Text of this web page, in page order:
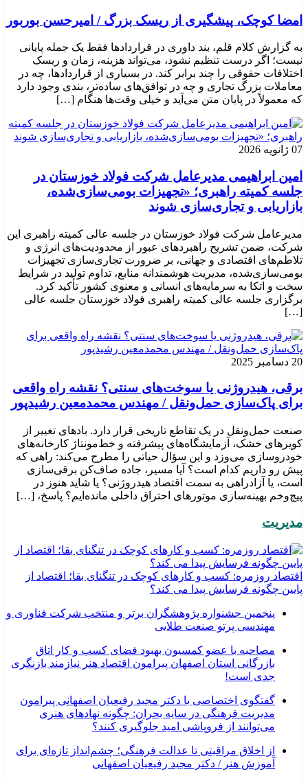
امضا کوچک، پیشگیری از ریسک بزرگ / امیرحسن بوربور
به گزارش کلام قلم، بند داوری در قراردادها فقط یک جمله پایانی
نیست؛ اگر درست تنظیم نشود، می‌تواند هزینه، زمان و ریسک
اختلافات حقوقی را چند برابر کند. در بسیاری از قراردادها، چه در
معاملات بزرگ تجاری و چه در توافق‌های ساده‌تر، بندی وجود دارد
که معمولاً در پایان متن می‌آید و خیلی وقت‌ها هنگام […]
07 ژانویه 2026
امین ابراهیمی مدیرعامل شرکت فولاد خوزستان در
جلسه کمیته راهبری؛ «تجهیزات بومی‌سازی‌شده،
بازاریابی و تجاری‌سازی شوند
مدیرعامل شرکت فولاد خوزستان در جلسه عالی کمیته راهبری این
شرکت، ضمن تشریح راهبردهای عبور از محدودیت‌های انرژی و
تلاطم‌های اقتصادی و جهانی، بر ضرورت تجاری‌سازی تجهیزات
بومی‌سازی‌شده، مدیریت هوشمندانه منابع، تداوم تولید در شرایط
سخت و اتکا به سرمایه‌های انسانی و معنوی کشور تأکید کرد.
برگزاری جلسه عالی کمیته راهبری فولاد خوزستان جلسه عالی
[…]
20 دسامبر 2025
برقی، هیدروژنی یا سوخت‌های سنتی؟ نقشه راه واقعی
برای پاک‌سازی حمل‌ونقل / مهندس محمدمعین رشیدپور
صنعت حمل‌ونقل در یک تقاطع تاریخی قرار دارد. بادهای تغییر از
کویرهای خشک، آزمایشگاه‌های پیشرفته و خط‌مونتاژ کارخانه‌های
خودروسازی می‌وزد و این سؤال حیاتی را مطرح می‌کند: راهی که
پیش رو داریم کدام است؟ آیا مسیر، جاده صاف‌کن برقی‌سازی
است، یا آزادراهی به سمت اقتصاد هیدروژنی؟ یا شاید هنوز در
پیچ‌وخم بهینه‌سازی موتورهای احتراق داخلی مانده‌ایم؟ پاسخ، […]
مدیریت
اقتصاد روزمره: کسب‌ و کارهای کوچک در تنگنای بقا؛ اقتصاد از
پایین چگونه فرسایش پیدا می کند؟
پنجمین جشنواره پژوهشگران برتر و منتخب شرکت فناوری و
مهندسی پرتو صنعت طلایی
مصاحبه با عضو کمسیون بهبود فضای کسب و کار اتاق
بازرگانی استان اصفهان پیرامون اقتصاد هنر نیازمند بازنگری
جدی است!
گفتگوی اختصاصی با دکتر مجید رفیعیان اصفهانی پیرامون
مدیریت فرهنگی در سایه بحران: چگونه نهادهای هنری
می‌توانند از فروپاشی امید جلوگیری کنند؟
از اخلاق مراقبتی تا عدالت فرهنگی؛ چشم‌انداز تازه‌ای برای
آموزش هنر / دکتر مجید رفیعیان اصفهانی